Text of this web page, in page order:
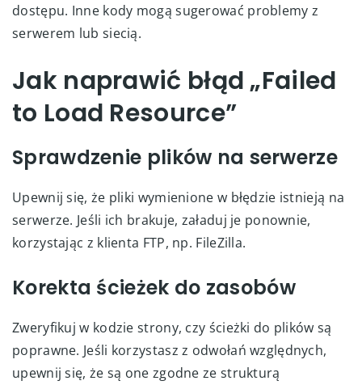
dostępu. Inne kody mogą sugerować problemy z
serwerem lub siecią.
Jak naprawić błąd „Failed
to Load Resource”
Sprawdzenie plików na serwerze
Upewnij się, że pliki wymienione w błędzie istnieją na
serwerze. Jeśli ich brakuje, załaduj je ponownie,
korzystając z klienta FTP, np. FileZilla.
Korekta ścieżek do zasobów
Zweryfikuj w kodzie strony, czy ścieżki do plików są
poprawne. Jeśli korzystasz z odwołań względnych,
upewnij się, że są one zgodne ze strukturą